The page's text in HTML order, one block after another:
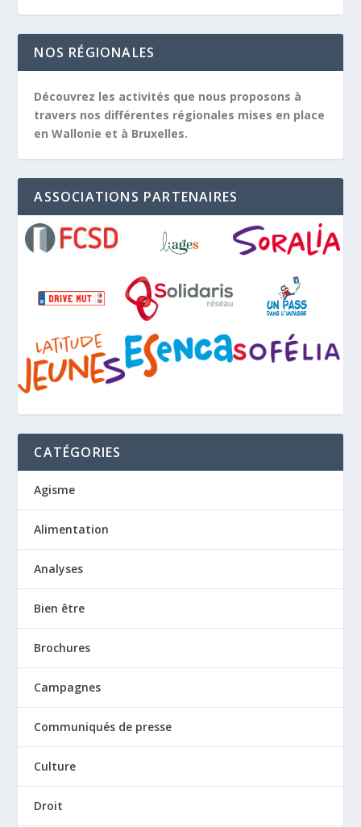
NOS RÉGIONALES
Découvrez les activités que nous proposons à
travers nos différentes régionales mises en place
en Wallonie et à Bruxelles.
ASSOCIATIONS PARTENAIRES
CATÉGORIES
Agisme
Alimentation
Analyses
Bien être
Brochures
Campagnes
Communiqués de presse
Culture
Droit